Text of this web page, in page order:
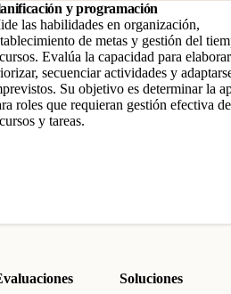
y programación
las habilidades en organización,
de metas y gestión del
Evalúa la capacidad para
secuenciar actividades y
Su objetivo es determinar la
roles que requieran gestión efectiva
y tareas.
Soluciones